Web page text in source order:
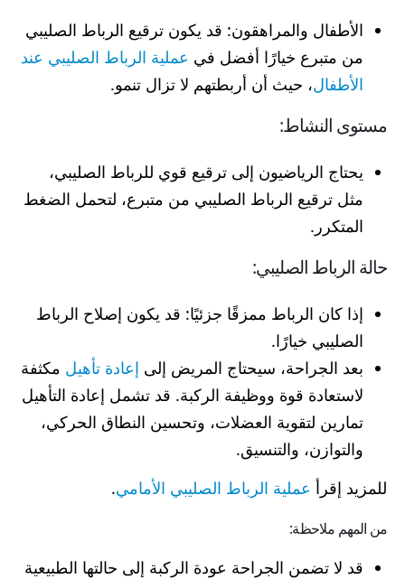
الأطفال والمراهقون: قد يكون ترقيع الرباط الصليبي
من متبرع خيارًا أفضل في عملية الرباط الصليبي عند
الأطفال، حيث أن أربطتهم لا تزال تنمو.
مستوى النشاط:
يحتاج الرياضيون إلى ترقيع قوي للرباط الصليبي،
مثل ترقيع الرباط الصليبي من متبرع، لتحمل الضغط
المتكرر.
حالة الرباط الصليبي:
إذا كان الرباط ممزقًا جزئيًا: قد يكون إصلاح الرباط
الصليبي خيارًا.
بعد الجراحة، سيحتاج المريض إلى إعادة تأهيل مكثفة
لاستعادة قوة ووظيفة الركبة. قد تشمل إعادة التأهيل
تمارين لتقوية العضلات، وتحسين النطاق الحركي،
والتوازن، والتنسيق.
للمزيد إقرأ عملية الرباط الصليبي الأمامي.
من المهم ملاحظة:
قد لا تضمن الجراحة عودة الركبة إلى حالتها الطبيعية